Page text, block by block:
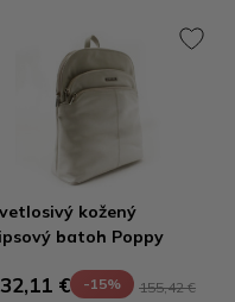
kožený
batoh Poppy
€ -15% 155,42 €